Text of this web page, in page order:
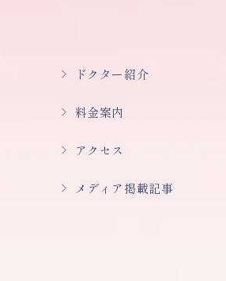
ドクター紹介
料金案内
アクセス
メディア掲載記事